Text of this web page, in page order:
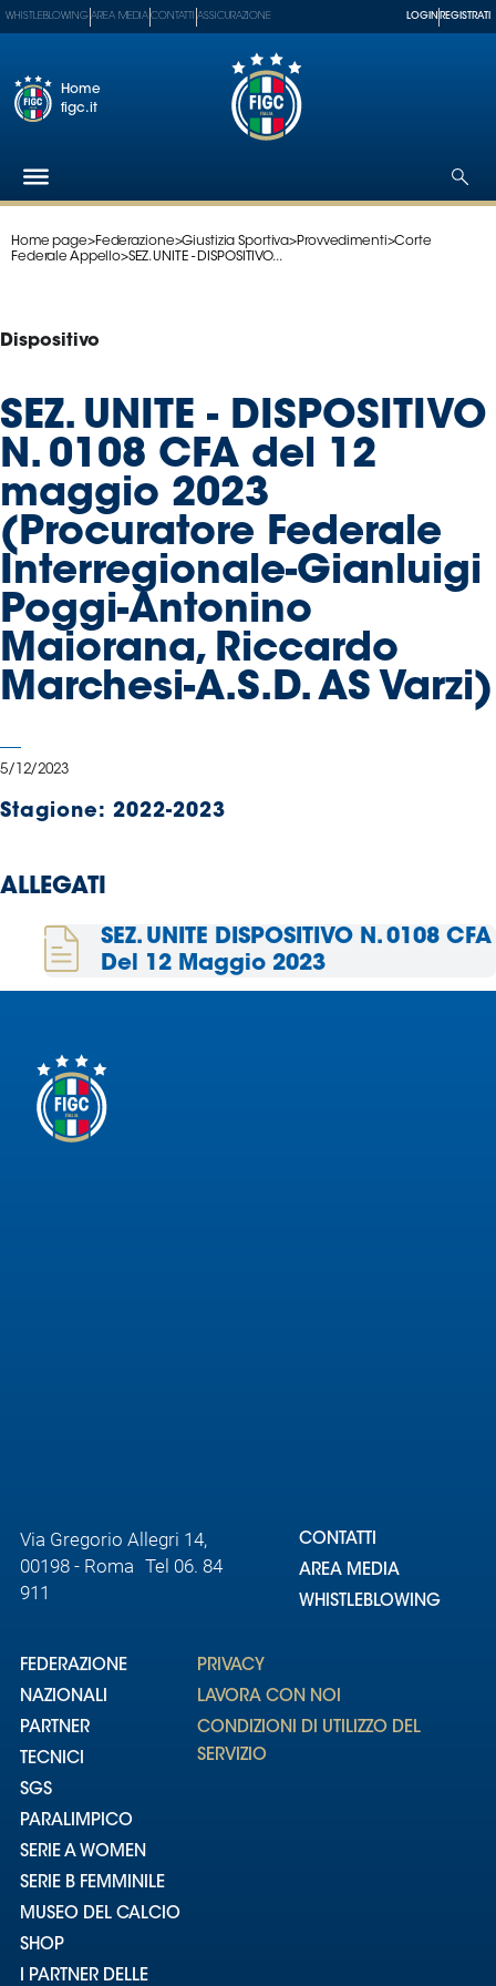
Federazione
Tecnici
Paralimpico
Serie
A
Women
Serie
B
Femminile
Museo
del
Calcio
Shop
delle
Assicurazione
Whistleblowing
Media
Contatti
WHISTLEBLOWING AREA MEDIA CONTATTI ASSICURAZIONE LOGIN REGISTRATI
Home
figc.it
Home page>Federazione>Giustizia Sportiva>Provvedimenti>Corte
Federale Appello>SEZ. UNITE - DISPOSITIVO...
Dispositivo
SEZ. UNITE - DISPOSITIVO
N. 0108 CFA del 12
maggio 2023
(Procuratore Federale
Interregionale-Gianluigi
Poggi-Antonino
Maiorana, Riccardo
Marchesi-A.S.D. AS Varzi)
5/12/2023
Stagione: 2022-2023
ALLEGATI
SEZ. UNITE DISPOSITIVO N. 0108 CFA
Del 12 Maggio 2023
Via Gregorio Allegri 14,
00198 - Roma Tel 06. 84
911
CONTATTI
AREA MEDIA
WHISTLEBLOWING
FEDERAZIONE
NAZIONALI
PARTNER
TECNICI
SGS
PARALIMPICO
SERIE A WOMEN
SERIE B FEMMINILE
MUSEO DEL CALCIO
SHOP
I PARTNER DELLE
PRIVACY
LAVORA CON NOI
CONDIZIONI DI UTILIZZO DEL
SERVIZIO